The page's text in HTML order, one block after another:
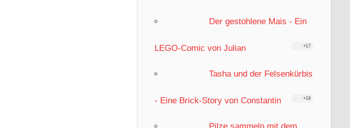
Der gestohlene Mais - Ein
LEGO-Comic von Julian +17
Tasha und der Felsenkürbis
- Eine Brick-Story von Constantin +16